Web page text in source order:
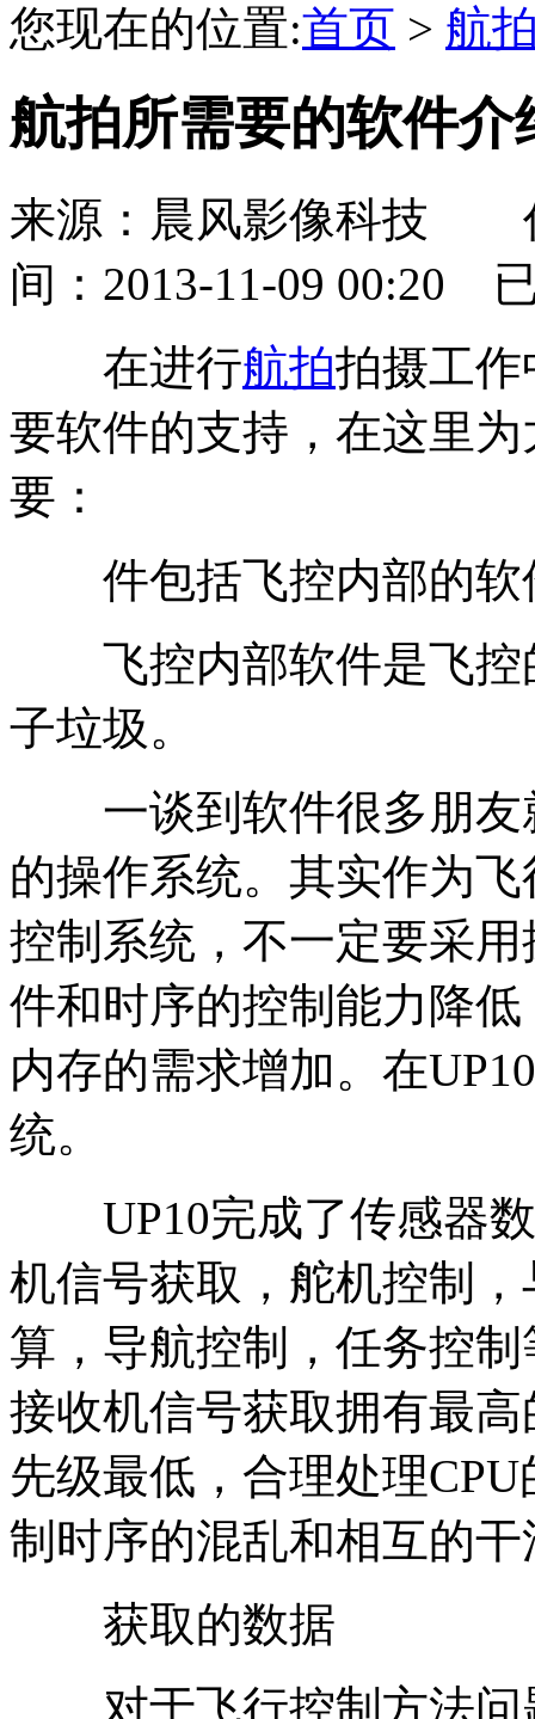
您现在的位置:首页 > 航
航拍所需要的软件介
来源：晨风影像科技
间：2013-11-09 00:20
在进行航拍拍摄工
要软件的支持，在这里
要：
件包括飞控内部的软
飞控内部软件是飞控
子垃圾。
一谈到软件很多朋友
的操作系统。其实作为
控制系统，不一定要采
件和时序的控制能力降
内存的需求增加。在
统。
UP10完成了传感器数
机信号获取，舵机控制
算，导航控制，任务控
接收机信号获取拥有最
先级最低，合理处理
制时序的混乱和相互的
获取的数据
对于飞行控制方法问